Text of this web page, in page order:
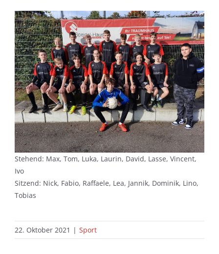
Stehend: Max, Tom, Luka, Laurin, David, Lasse, Vincent,
Ivo
Sitzend: Nick, Fabio, Raffaele, Lea, Jannik, Dominik, Lino,
Tobias
22. Oktober 2021 | Sport